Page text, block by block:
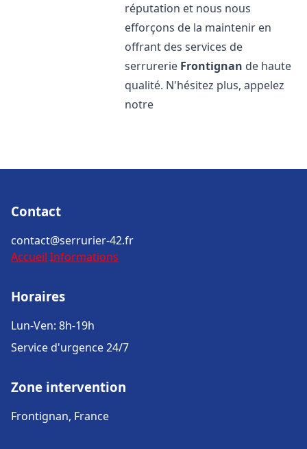
réputation et nous nous
efforçons de la maintenir en
offrant des services de
serrurerie Frontignan de haute
qualité. N'hésitez plus, appelez
notre
Contact
contact@serrurier-42.fr
Accueil Informations
Horaires
Lun-Ven: 8h-19h
Service d'urgence 24/7
Zone intervention
Frontignan, France